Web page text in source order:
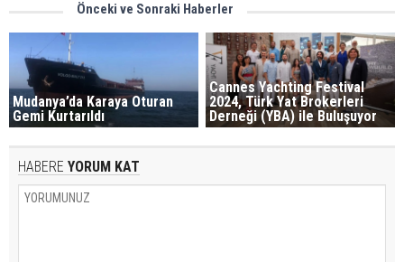
Önceki ve Sonraki Haberler
Mudanya’da Karaya Oturan
Gemi Kurtarıldı
Cannes Yachting Festival
2024, Türk Yat Brokerleri
Derneği (YBA) ile Buluşuyor
HABERE YORUM KAT